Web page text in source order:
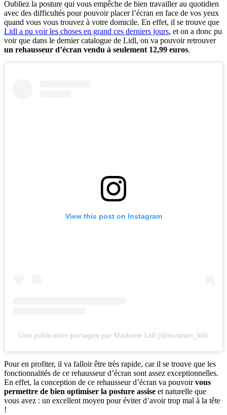
Oubliez la posture qui vous empêche de bien travailler au quotidien
avec des difficultés pour pouvoir placer l’écran en face de vos yeux
quand vous vous trouvez à votre domicile. En effet, il se trouve que
Lidl a pu voir les choses en grand ces derniers jours, et on a donc pu
voir que dans le dernier catalogue de Lidl, on va pouvoir retrouver
un rehausseur d’écran vendu à seulement 12,99 euros.
View this post on Instagram
Une publication partagée par Madame Lidl (@bonplan_lidl)
Pour en profiter, il va falloir être très rapide, car il se trouve que les
fonctionnalités de ce rehausseur d’écran sont assez exceptionnelles.
En effet, la conception de ce rehausseur d’écran va pouvoirvous
permettre de bien optimiser la posture assise et naturelle que
vous avez : un excellent moyen pour éviter d’avoir trop mal à la tête
!